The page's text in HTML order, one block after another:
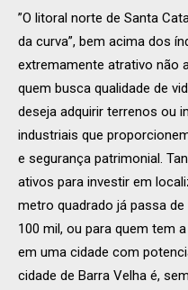
”O litoral norte de Santa
da curva”, bem acima dos
extremamente atrativo não
quem busca qualidade de
deseja adquirir terrenos ou
industriais que
e segurança patrimonial.
ativos para investir em
metro quadrado já passa
100 mil, ou para quem tem
em uma cidade com
cidade de Barra Velha é,